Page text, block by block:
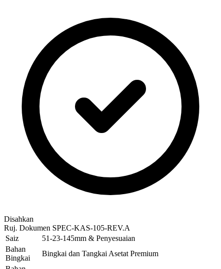
Disahkan
Ruj. Dokumen SPEC-KAS-105-REV.A
Saiz
51-23-145mm & Penyesuaian
Bahan
Bingkai
Bingkai dan Tangkai Asetat Premium